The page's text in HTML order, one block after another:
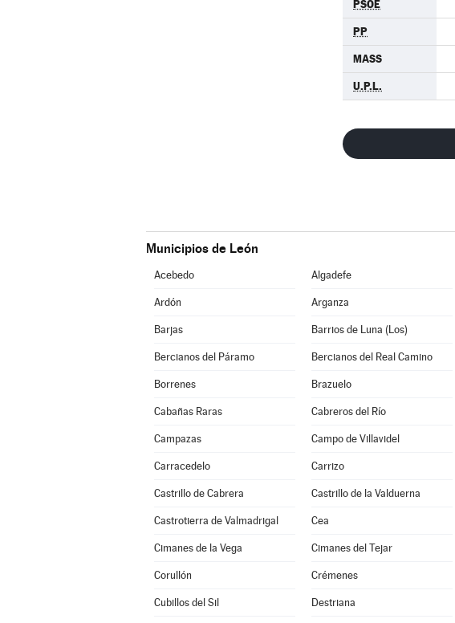
PSOE
PP
MASS
U.P.L.
Municipios de León
Acebedo Algadefe
Ardón Arganza
Barjas Barrios de Luna (Los)
Bercianos del Páramo Bercianos del Real Camino
Borrenes Brazuelo
Cabañas Raras Cabreros del Río
Campazas Campo de Villavidel
Carracedelo Carrizo
Castrillo de Cabrera Castrillo de la Valduerna
Castrotierra de Valmadrigal Cea
Cimanes de la Vega Cimanes del Tejar
Corullón Crémenes
Cubillos del Sil Destriana